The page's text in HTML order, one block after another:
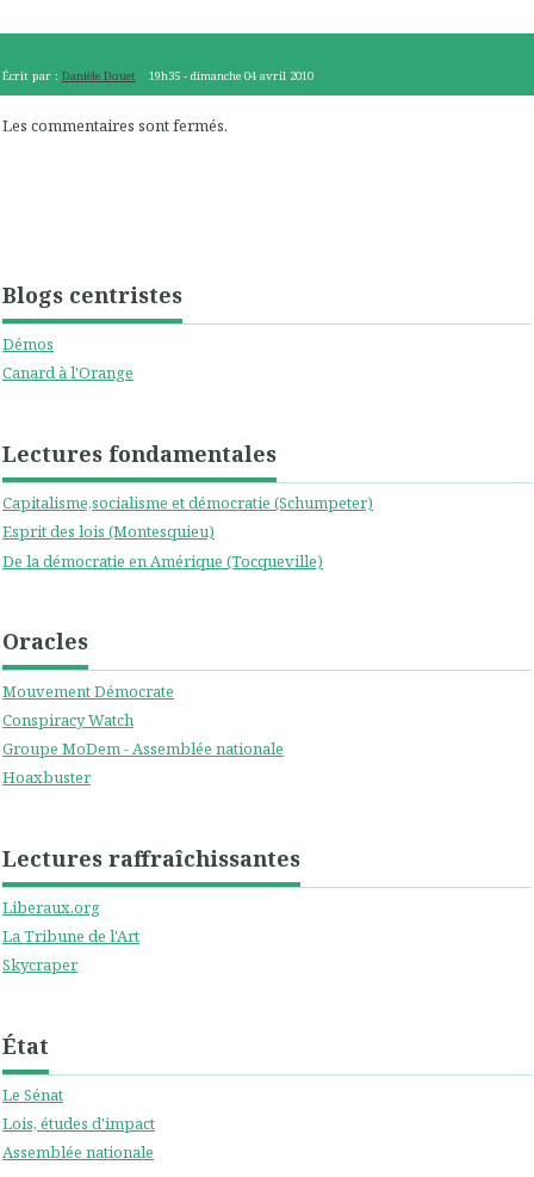
Blogs centristes
Démos
Canard à l'Orange
Lectures fondamentales
Capitalisme,socialisme et démocratie (Schumpeter)
Esprit des lois (Montesquieu)
De la démocratie en Amérique (Tocqueville)
Oracles
Mouvement Démocrate
Conspiracy Watch
Groupe MoDem - Assemblée nationale
Hoaxbuster
Lectures raffraîchissantes
Liberaux.org
La Tribune de l'Art
Skycraper
État
Le Sénat
Lois, études d'impact
Assemblée nationale
Écrit par : Danièle Douet 19h35 -dimanche 04 avril 2010
Les commentaires sont fermés.